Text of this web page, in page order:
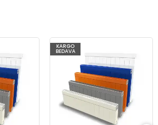
KARGO
BEDAVA